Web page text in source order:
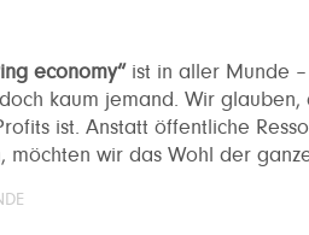
economy“ist in aller Munde –
kaum jemand. Wir glauben,
ist. Anstatt öffentliche
möchten wir das Wohl der